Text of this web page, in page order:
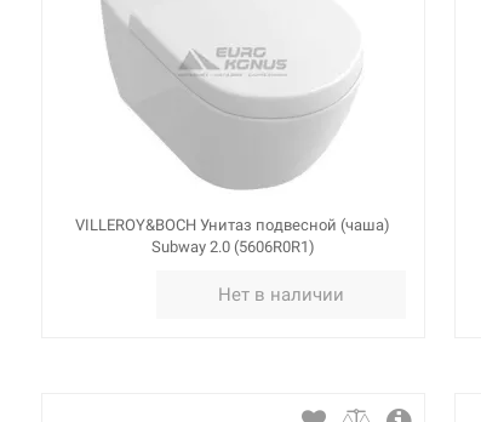
VILLEROY&BOCH Унитаз подвесной (чаша)
Subway 2.0 (5606R0R1)
Нет в наличии